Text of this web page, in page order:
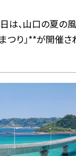
は、山口の夏の
つり」**が開催さ